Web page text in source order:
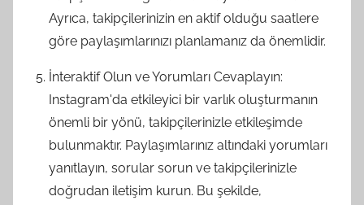
Ayrıca, takipçilerinizin en aktif olduğu saatlere
göre paylaşımlarınızı planlamanız da önemlidir.
İnteraktif Olun ve Yorumları Cevaplayın:
Instagram'da etkileyici bir varlık oluşturmanın
önemli bir yönü, takipçilerinizle etkileşimde
bulunmaktır. Paylaşımlarınız altındaki yorumları
yanıtlayın, sorular sorun ve takipçilerinizle
doğrudan iletişim kurun. Bu şekilde,